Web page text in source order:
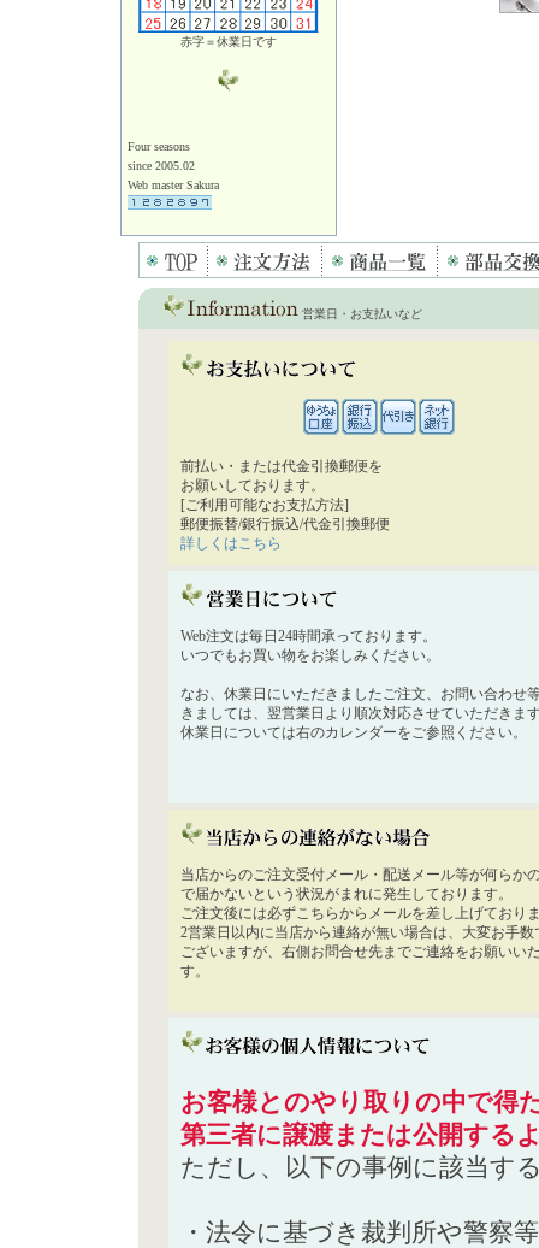
赤字＝休業日です
Four seasons
since 2005.02
Web master Sakura
営業日・お支払いなど
前払い・または代金引換郵便を
お願いしております。
[ご利用可能なお支払方法]
郵便振替/銀行振込/代金引換郵便
詳しくはこちら
Web注文は毎日24時間承っております。
いつでもお買い物をお楽しみください。
なお、休業日にいただきましたご注文、お問い合わせ
きましては、翌営業日より順次対応させていただきま
休業日については右のカレンダーをご参照ください。
当店からのご注文受付メール・配送メール等が何らか
で届かないという状況がまれに発生しております。
ご注文後には必ずこちらからメールを差し上げており
2営業日以内に当店から連絡が無い場合は、大変お手数
ございますが、右側お問合せ先までご連絡をお願いい
す。
お客様とのやり取りの中で得
第三者に譲渡または公開する
ただし、以下の事例に該当す
・法令に基づき裁判所や警察